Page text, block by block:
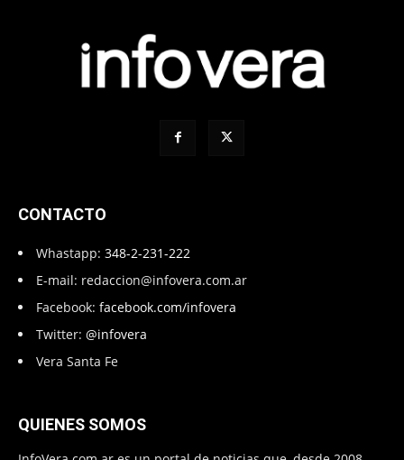
CONTACTO
Whastapp: 348-2-231-222
E-mail: redaccion@infovera.com.ar
Facebook: facebook.com/infovera
Twitter: @infovera
Vera Santa Fe
QUIENES SOMOS